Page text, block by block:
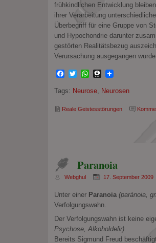
frühkindlichen Entwicklung
ihrer Verarbeitung
Überbegriff für eine Gruppe von
und Hypochondrie darunter
gestörten Realitätsbezug
Verursachung ausgegangen wurde.
Facebook
TwitterWhatsApp
Threema
Tags: Neurose, Neurosen
Reale Geistesstörungen
Paranoia
Webghul 17. September 2009
Unter einer Paranoia (paránoia,
Verfolgungswahn.
Der Verfolgungswahn ist keine
Psychose, Alkoholdelir).
Bereits Sigmund Freud